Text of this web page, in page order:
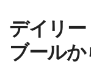
デイリ
ブール